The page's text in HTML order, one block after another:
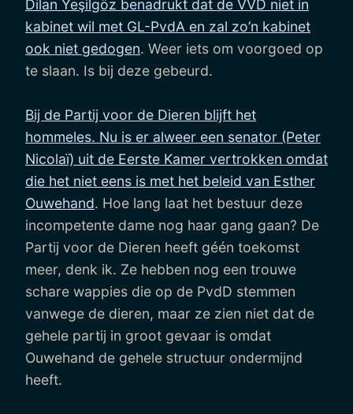
Dilan Yeşilgöz benadrukt dat de VVD niet in
kabinet wil met GL-PvdA en zal zo’n kabinet
ook niet gedogen. Weer iets om voorgoed op
te slaan. Is bij deze gebeurd.
Bij de Partij voor de Dieren blijft het
hommeles. Nu is er alweer een senator (Peter
Nicolaï) uit de Eerste Kamer vertrokken omdat
die het niet eens is met het beleid van Esther
Ouwehand. Hoe lang laat het bestuur deze
incompetente dame nog haar gang gaan? De
Partij voor de Dieren heeft géén toekomst
meer, denk ik. Ze hebben nog een trouwe
schare wappies die op de PvdD stemmen
vanwege de dieren, maar ze zien niet dat de
gehele partij in groot gevaar is omdat
Ouwehand de gehele structuur ondermijnd
heeft.